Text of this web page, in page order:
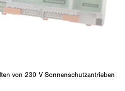
von 230 V Sonnenschutzantrieben